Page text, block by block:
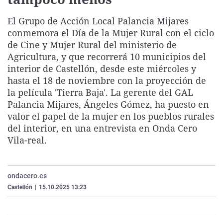
Gente viajera
Como el perro y el
Retornados
Equipo de
Operación Viuda
Galicia
La Rioja
Navarra
País Vasco
Televisión
Elecciones
El Grupo de Acción Local Palancia Mijares
conmemora el Día de la Mujer Rural con el ciclo
de Cine y Mujer Rural del ministerio de
Agricultura, y que recorrerá 10 municipios del
interior de Castellón, desde este miércoles y
hasta el 18 de noviembre con la proyección de
la película 'Tierra Baja'. La gerente del GAL
Palancia Mijares, Ángeles Gómez, ha puesto en
valor el papel de la mujer en los pueblos rurales
del interior, en una entrevista en Onda Cero
Vila-real.
ondacero.es
Castellón 15.10.2025 13:23